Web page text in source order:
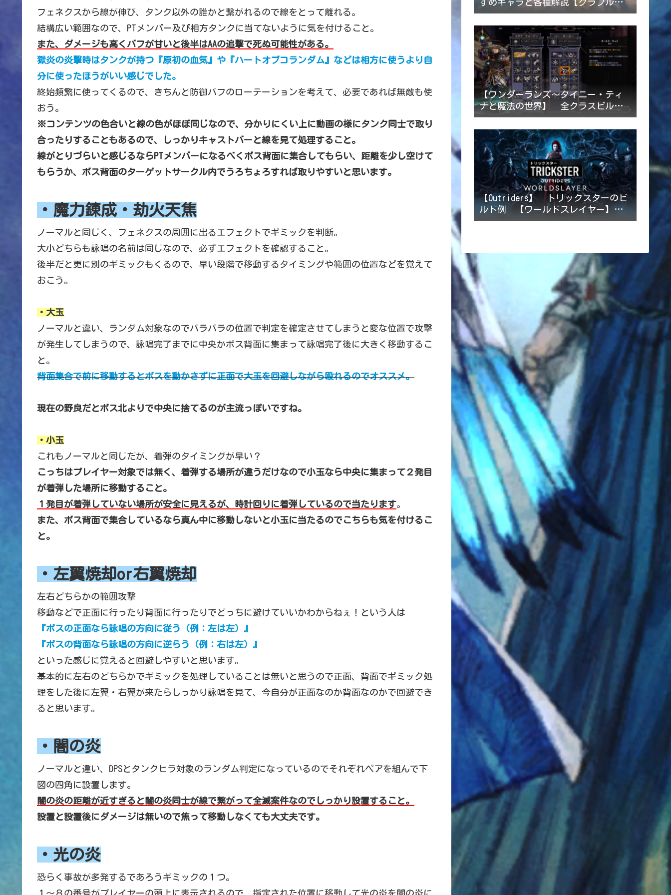
フェネクスから線が伸び、タンク以外の誰かと繋がれるので線をとって離れる。
結構広い範囲なので、PTメンバー及び相方タンクに当てないように気を付けること。
また、ダメージも高くバフが甘いと後半はAAの追撃で死ぬ可能性がある。
獄炎の炎撃時はタンクが持つ『原初の血気』や『ハートオブコランダム』などは相方に使うより自
分に使ったほうがいい感じでした。
終始頻繁に使ってくるので、きちんと防御バフのローテーションを考えて、必要であれば無敵も使
おう。
※コンテンツの色合いと線の色がほぼ同じなので、分かりにくい上に動画の様にタンク同士で取り
合ったりすることもあるので、しっかりキャストバーと線を見て処理すること。
線がとりづらいと感じるならPTメンバーになるべくボス背面に集合してもらい、距離を少し空けて
もらうか、ボス背面のターゲットサークル内でうろちょろすれば取りやすいと思います。
・魔力錬成・劫火天焦
ノーマルと同じく、フェネクスの周囲に出るエフェクトでギミックを判断。
大小どちらも詠唱の名前は同じなので、必ずエフェクトを確認すること。
後半だと更に別のギミックもくるので、早い段階で移動するタイミングや範囲の位置などを覚えて
おこう。
・大玉
ノーマルと違い、ランダム対象なのでバラバラの位置で判定を確定させてしまうと変な位置で攻撃
が発生してしまうので、詠唱完了までに中央かボス背面に集まって詠唱完了後に大きく移動するこ
と。
背面集合で前に移動するとボスを動かさずに正面で大玉を回避しながら殴れるのでオススメ。
現在の野良だとボス北よりで中央に捨てるのが主流っぽいですね。
・小玉
これもノーマルと同じだが、着弾のタイミングが早い？
こっちはプレイヤー対象では無く、着弾する場所が違うだけなので小玉なら中央に集まって２発目
が着弾した場所に移動すること。
１発目が着弾していない場所が安全に見えるが、時計回りに着弾しているので当たります。
また、ボス背面で集合しているなら真ん中に移動しないと小玉に当たるのでこちらも気を付けるこ
と。
・左翼焼却or右翼焼却
左右どちらかの範囲攻撃
移動などで正面に行ったり背面に行ったりでどっちに避けていいかわからねぇ！という人は
『ボスの正面なら詠唱の方向に従う（例：左は左）』
『ボスの背面なら詠唱の方向に逆らう（例：右は左）』
といった感じに覚えると回避しやすいと思います。
基本的に左右のどちらかでギミックを処理していることは無いと思うので正面、背面でギミック処
理をした後に左翼・右翼が来たらしっかり詠唱を見て、今自分が正面なのか背面なのかで回避でき
ると思います。
・闇の炎
ノーマルと違い、DPSとタンクヒラ対象のランダム判定になっているのでそれぞれペアを組んで下
図の四角に設置します。
闇の炎の距離が近すぎると闇の炎同士が線で繋がって全滅案件なのでしっかり設置すること。
設置と設置後にダメージは無いので焦って移動しなくても大丈夫です。
・光の炎
恐らく事故が多発するであろうギミックの１つ。
１～８の番号がプレイヤーの頭上に表示されるので、指定された位置に移動して光の炎を闇の炎に
すめキャラと各種解説【グラブルリ
リンク】2024/6/4追記
【ワンダーランズ～タイニー・ティ
ナと魔法の世界】 全クラスビルド
例一覧 【2022/4/24ビルド追記】
【Outriders】 トリックスターのビ
ルド例 【ワールドスレイヤー】
2023/1/16追記